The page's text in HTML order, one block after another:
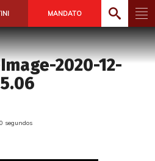
MANDATO
2020-12-
segundos